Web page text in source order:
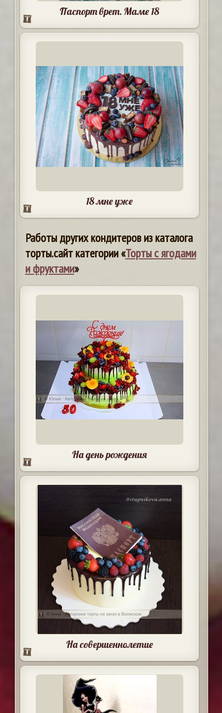
Паспорт врет. Маме 18
18 мне уже
Работы других кондитеров из каталога
торты.сайт категории «Торты с ягодами
и фруктами»
На день рождения
На совершеннолетие